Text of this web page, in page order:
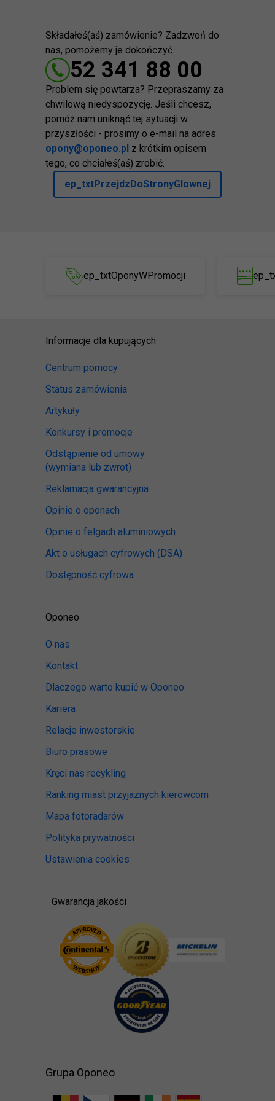
Składałeś(aś) zamówienie? Zadzwoń do
nas, pomożemy je dokończyć.
52 341 88 00
Problem się powtarza? Przepraszamy za
chwilową niedyspozycję. Jeśli chcesz,
pomóż nam uniknąć tej sytuacji w
przyszłości - prosimy o e-mail na adres
opony@oponeo.pl z krótkim opisem
tego, co chciałeś(aś) zrobić.
ep_txtPrzejdzDoStronyGlownej
ep_txtOponyWPromocji
Informacje dla kupujących
Centrum pomocy
Status zamówienia
Artykuły
Konkursy i promocje
Odstąpienie od umowy
(wymiana lub zwrot)
Reklamacja gwarancyjna
Opinie o oponach
Opinie o felgach aluminiowych
Akt o usługach cyfrowych (DSA)
Dostępność cyfrowa
Oponeo
O nas
Kontakt
Dlaczego warto kupić w Oponeo
Kariera
Relacje inwestorskie
Biuro prasowe
Kręci nas recykling
Ranking miast przyjaznych kierowcom
Mapa fotoradarów
Polityka prywatności
Ustawienia cookies
Gwarancja jakości
Grupa Oponeo